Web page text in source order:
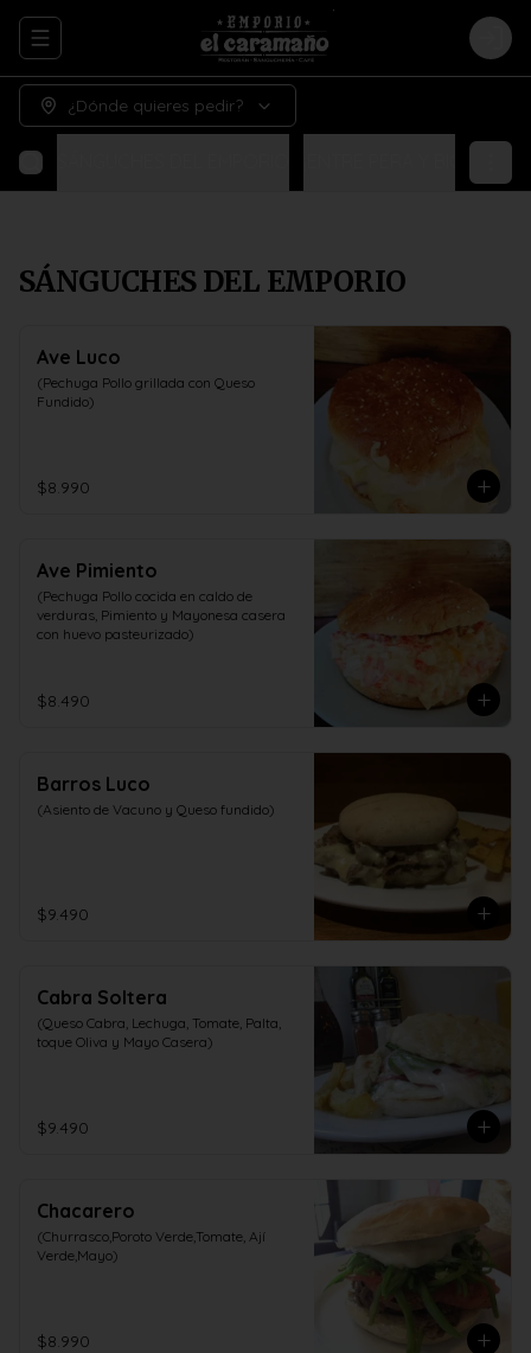
Abrir menu de navegación Login
¿Dónde quieres pedir?
SÁNGUCHES DEL EMPORIO
Ave Luco
(Pechuga Pollo grillada con Queso
Fundido)
$8.990
Ave Pimiento
(Pechuga Pollo cocida en caldo de
verduras, Pimiento y Mayonesa casera
con huevo pasteurizado)
$8.490
Barros Luco
(Asiento de Vacuno y Queso fundido)
$9.490
Cabra Soltera
(Queso Cabra, Lechuga, Tomate, Palta,
toque Oliva y Mayo Casera)
$9.490
Chacarero
(Churrasco,Poroto Verde,Tomate, Ají
Verde,Mayo)
$8.990